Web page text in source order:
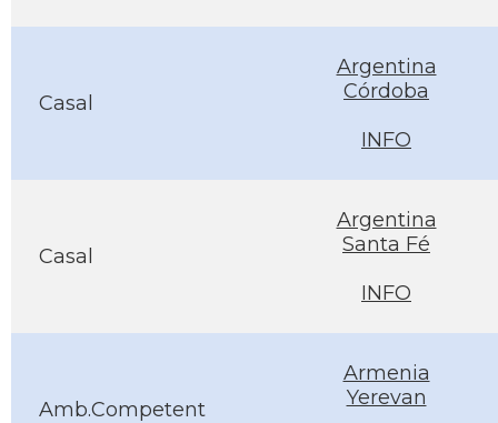
Casal
Argentina
Córdoba
INFO
Casal
Argentina
Santa Fé
INFO
Amb.Competent
Armenia
Yerevan